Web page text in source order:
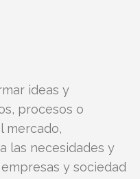
ideas y
procesos o
mercado,
las necesidades y
y sociedad